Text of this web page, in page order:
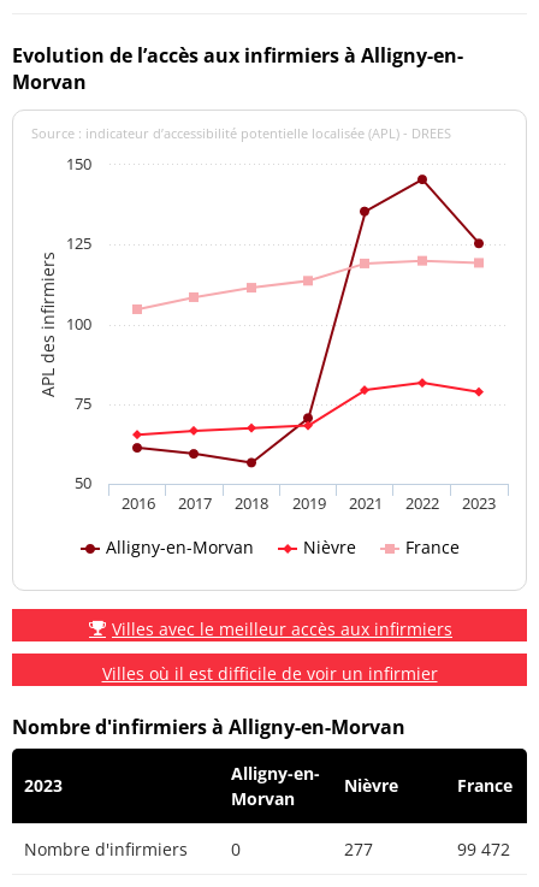
Evolution de l’accès aux infirmiers à Alligny-en-
Morvan
APL des infirmiers
Source : indicateur d’accessibilité potentielle localisée (APL) - DREES
Alligny-en-Morvan Nièvre France
2016 2017 2018 2019 2021 2022 2023
50
75
100
125
150
Villes avec le meilleur accès aux infirmiers
Villes où il est difficile de voir un infirmier
Nombre d'infirmiers à Alligny-en-Morvan
2023
Alligny-en-
Morvan
Nièvre France
Nombre d'infirmiers 0 277 99 472